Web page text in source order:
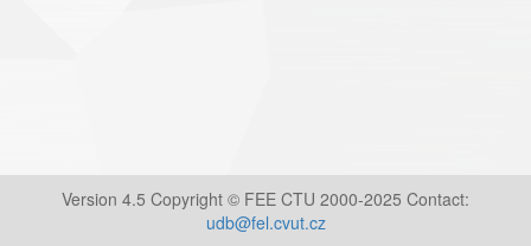
Version 4.5 Copyright © FEE CTU 2000-2025 Contact:
udb@fel.cvut.cz